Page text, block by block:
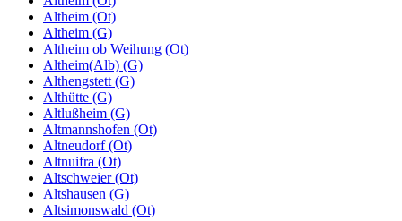
Altheim (Ot)
Altheim (G)
Altheim ob Weihung (Ot)
Altheim(Alb) (G)
Althengstett (G)
Althütte (G)
Altlußheim (G)
Altmannshofen (Ot)
Altneudorf (Ot)
Altnuifra (Ot)
Altschweier (Ot)
Altshausen (G)
Altsimonswald (Ot)